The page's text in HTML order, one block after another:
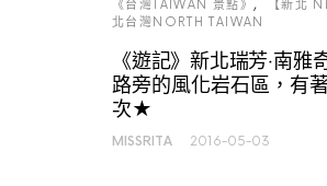
《台灣TAIWAN 景點》
【新北
北台灣NORTH TAIWAN
《遊記》新北瑞芳‧南
路旁的風化岩石區，有
次★
MISSRITA 2016-05-03